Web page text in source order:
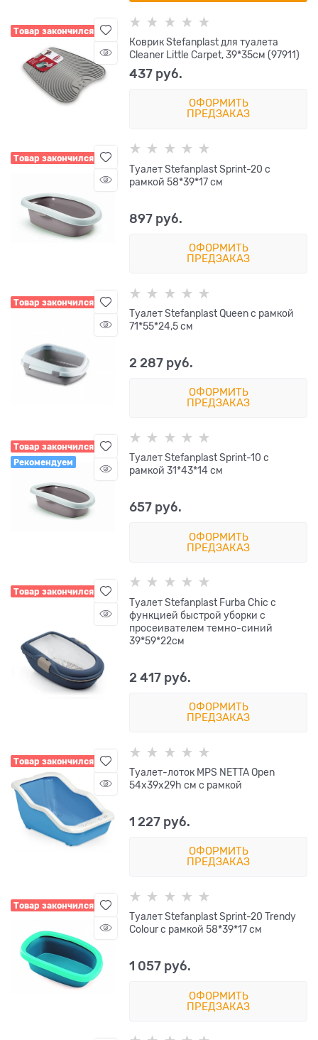
Товар закончился
Коврик Stefanplast для туалета
Cleaner Little Carpet, 39*35см (97911)
437 руб.
ОФОРМИТЬ
ПРЕДЗАКАЗ
Товар закончился
Туалет Stefanplast Sprint-20 с
рамкой 58*39*17 см
897 руб.
ОФОРМИТЬ
ПРЕДЗАКАЗ
Товар закончился
Туалет Stefanplast Queen с рамкой
71*55*24,5 см
2 287 руб.
ОФОРМИТЬ
ПРЕДЗАКАЗ
Товар закончился
Рекомендуем
Туалет Stefanplast Sprint-10 с
рамкой 31*43*14 см
657 руб.
ОФОРМИТЬ
ПРЕДЗАКАЗ
Товар закончился
Туалет Stefanplast Furba Chic с
функцией быстрой уборки с
просеивателем темно-синий
39*59*22см
2 417 руб.
ОФОРМИТЬ
ПРЕДЗАКАЗ
Товар закончился
Туалет-лоток MPS NETTA Open
54х39х29h см с рамкой
1 227 руб.
ОФОРМИТЬ
ПРЕДЗАКАЗ
Товар закончился
Туалет Stefanplast Sprint-20 Trendy
Colour с рамкой 58*39*17 см
1 057 руб.
ОФОРМИТЬ
ПРЕДЗАКАЗ